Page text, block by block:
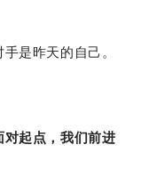
是昨天的自己。
对起点，我们前进